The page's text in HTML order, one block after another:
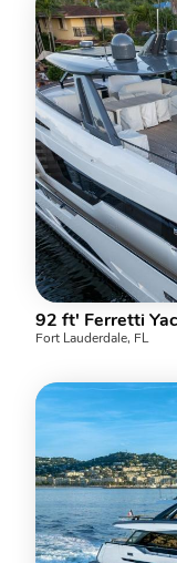
92 ft' Ferretti
Fort Lauderdale, FL